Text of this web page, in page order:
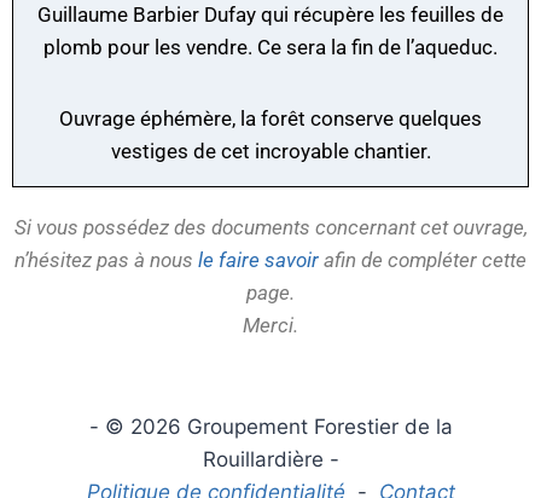
Guillaume Barbier Dufay qui récupère les feuilles de
plomb pour les vendre. Ce sera la fin de l’aqueduc.
Ouvrage éphémère, la forêt conserve quelques
vestiges de cet incroyable chantier.
Si vous possédez des documents concernant cet ouvrage,
n’hésitez pas à nous le faire savoir afin de compléter cette
page.
Merci.
- © 2026 Groupement Forestier de la
Rouillardière -
Politique de confidentialité - Contact